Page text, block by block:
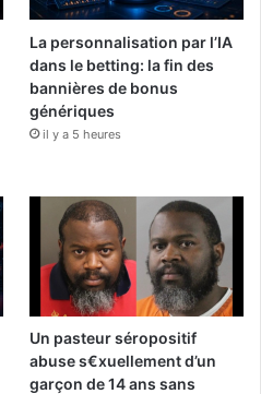
La personnalisation par l’IA
dans le betting: la fin des
bannières de bonus
génériques
il y a 5 heures
Un pasteur séropositif
abuse s€xuellement d’un
garçon de 14 ans sans